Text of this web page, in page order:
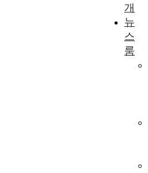
개
뉴
스
룸